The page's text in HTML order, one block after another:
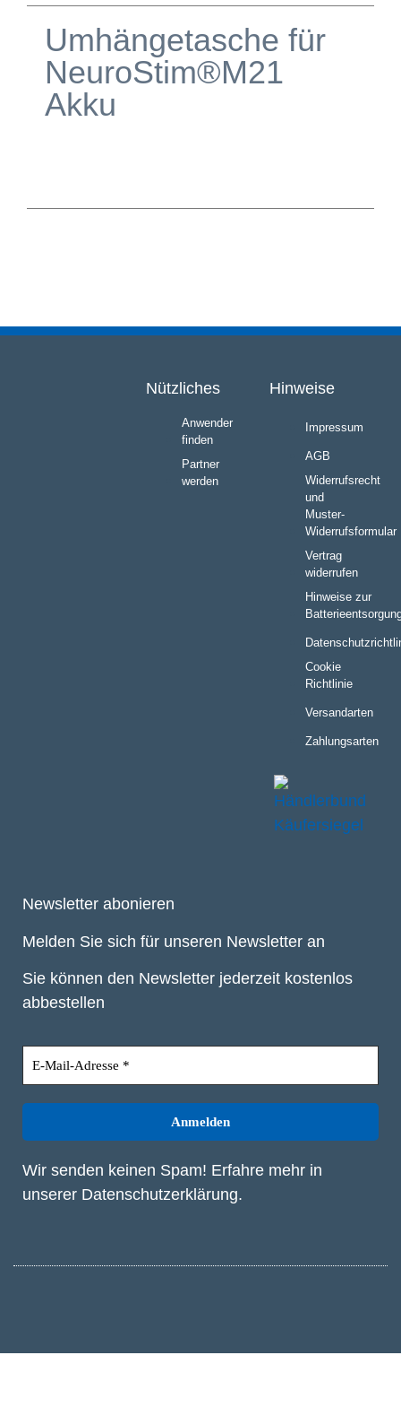
Umhängetasche für
NeuroStim®M21
Akku
Nützliches
Anwender
finden
Partner
werden
Hinweise
Impressum
AGB
Widerrufsrecht
und
Muster-
Widerrufsformular
Vertrag
widerrufen
Hinweise zur
Cookie
Richtlinie
Versandarten
Zahlungsarten
Newsletter abonieren
Melden Sie sich für unseren Newsletter an
Sie können den Newsletter jederzeit kostenlos
abbestellen
Wir senden keinen Spam! Erfahre mehr in
unserer Datenschutzerklärung.